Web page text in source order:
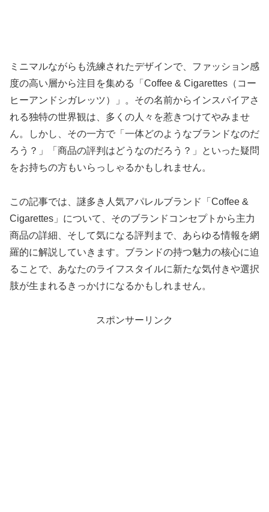
ミニマルながらも洗練されたデザインで、ファッション感
度の高い層から注目を集める「Coffee & Cigarettes（コー
ヒーアンドシガレッツ）」。その名前からインスパイアさ
れる独特の世界観は、多くの人々を惹きつけてやみませ
ん。しかし、その一方で「一体どのようなブランドなのだ
ろう？」「商品の評判はどうなのだろう？」といった疑問
をお持ちの方もいらっしゃるかもしれません。
この記事では、謎多き人気アパレルブランド「Coffee &
Cigarettes」について、そのブランドコンセプトから主力
商品の詳細、そして気になる評判まで、あらゆる情報を網
羅的に解説していきます。ブランドの持つ魅力の核心に迫
ることで、あなたのライフスタイルに新たな気付きや選択
肢が生まれるきっかけになるかもしれません。
スポンサーリンク